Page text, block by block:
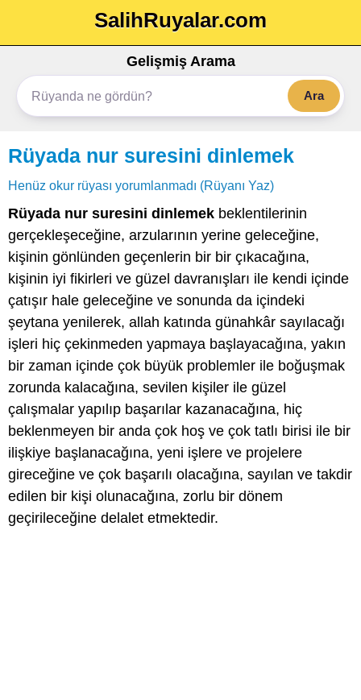
SalihRuyalar.com
Gelişmiş Arama
Ara
Rüyada nur suresini dinlemek
Henüz okur rüyası yorumlanmadı (Rüyanı Yaz)
Rüyada nur suresini dinlemek beklentilerinin
gerçekleşeceğine, arzularının yerine geleceğine,
kişinin gönlünden geçenlerin bir bir çıkacağına,
kişinin iyi fikirleri ve güzel davranışları ile kendi içinde
çatışır hale geleceğine ve sonunda da içindeki
şeytana yenilerek, allah katında günahkâr sayılacağı
işleri hiç çekinmeden yapmaya başlayacağına, yakın
bir zaman içinde çok büyük problemler ile boğuşmak
zorunda kalacağına, sevilen kişiler ile güzel
çalışmalar yapılıp başarılar kazanacağına, hiç
beklenmeyen bir anda çok hoş ve çok tatlı birisi ile bir
ilişkiye başlanacağına, yeni işlere ve projelere
gireceğine ve çok başarılı olacağına, sayılan ve takdir
edilen bir kişi olunacağına, zorlu bir dönem
geçirileceğine delalet etmektedir.